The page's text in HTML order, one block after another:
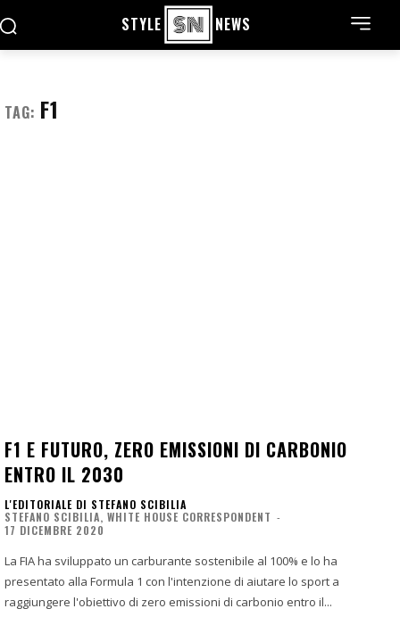
STYLE NEWS
TAG: F1
F1 E FUTURO, ZERO EMISSIONI DI CARBONIO
ENTRO IL 2030
L'EDITORIALE DI STEFANO SCIBILIA
STEFANO SCIBILIA, WHITE HOUSE CORRESPONDENT -
17 DICEMBRE 2020
La FIA ha sviluppato un carburante sostenibile al 100% e lo ha
presentato alla Formula 1 con l'intenzione di aiutare lo sport a
raggiungere l'obiettivo di zero emissioni di carbonio entro il...